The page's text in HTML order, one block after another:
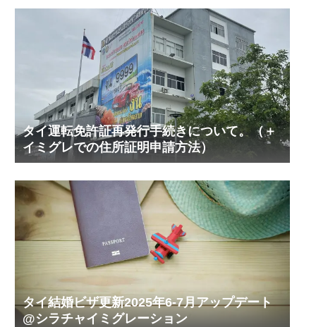
タイ運転免許証再発行手続きについて。（＋
イミグレでの住所証明申請方法）
タイ結婚ビザ更新2025年6-7月アップデート
@シラチャイミグレーション